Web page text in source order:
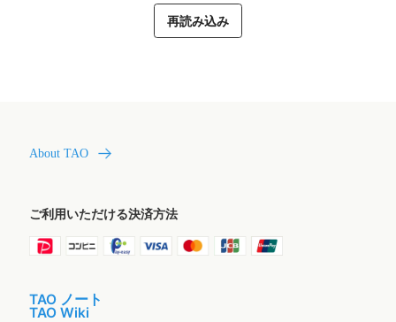
再読み込み
About TAO
ご利用いただける決済方法
TAO ノート
TAO Wiki